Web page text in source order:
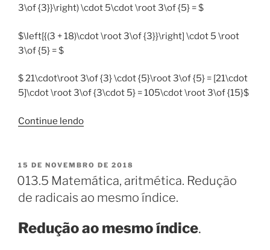
3\of {3}}\right) \cdot 5\cdot \root 3\of {5} = $
$\left[{(3 + 18)\cdot \root 3\of {3}}\right] \cdot 5 \root
3\of {5} = $
$ 21\cdot\root 3\of {3} \cdot {5}\root 3\of {5} = [21\cdot
5]\cdot \root 3\of {3\cdot 5} = 105\cdot \root 3\of {15}$
Continue lendo“013.6
aritmética.
Operações
com
PUBLICADO
EM
15 DE NOVEMBRO DE 2018
013.5 Matemática, aritmética. Redução
de radicais ao mesmo índice.
Redução ao mesmo índice.